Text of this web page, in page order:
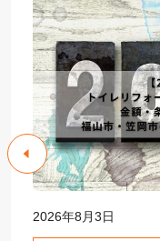
2026年8月3日